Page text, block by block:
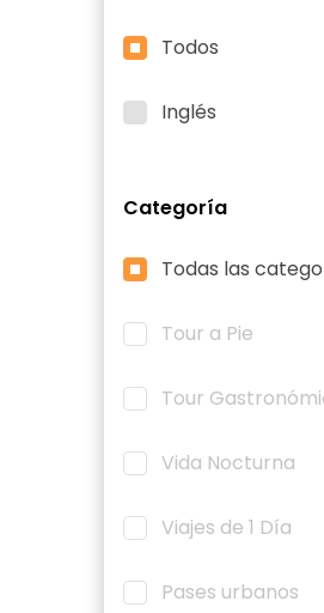
Todos
Inglés
Categoría
Todas las
Tour a Pie
Tour
Vida Nocturna
Viajes de 1 Día
Pases urbanos